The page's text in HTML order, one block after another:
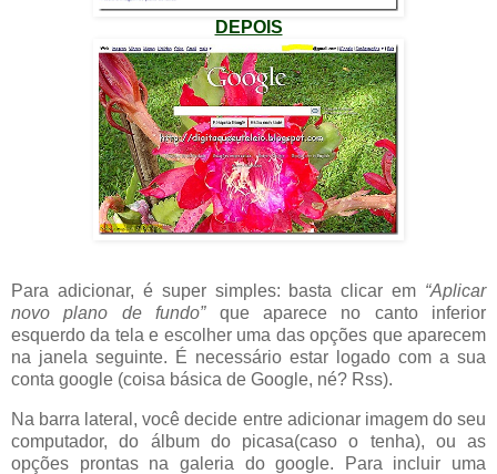
DEPOIS
Para adicionar, é super simples: basta clicar em “Aplicar
novo plano de fundo”que aparece no canto inferior
esquerdo da tela e escolher uma das opções que aparecem
na janela seguinte. É necessário estar logado com a sua
conta google (coisa básica de Google, né? Rss).
Na barra lateral, você decide entre adicionar imagem do seu
computador, do álbum do picasa(caso o tenha), ou as
opções prontas na galeria do google. Para incluir uma